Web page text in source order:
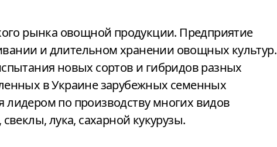
рынка овощной продукции. Предприятие
и длительном хранении овощных культур.
новых сортов и гибридов разных
в Украине зарубежных семенных
лидером по производству многих видов
лука, сахарной кукурузы.